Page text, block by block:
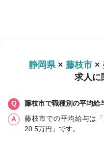
静岡県× 藤枝市 ×
求人に
藤枝市で職種別の平均給
藤枝市での平均給与は「
20.5万円」です。